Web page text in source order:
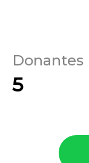
Donantes
5